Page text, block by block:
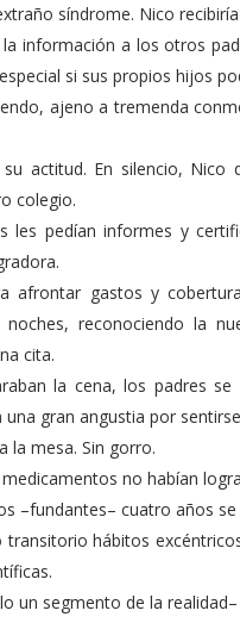
síndrome. Nico
información a los otros
si sus propios hijos
ajeno a tremenda
actitud. En silencio,
colegio.
les pedían informes y
afrontar gastos y
reconociendo la
cita.
la cena, los padres
gran angustia por
la mesa. Sin gorro.
no habían
–fundantes– cuatro años
hábitos
un segmento de la